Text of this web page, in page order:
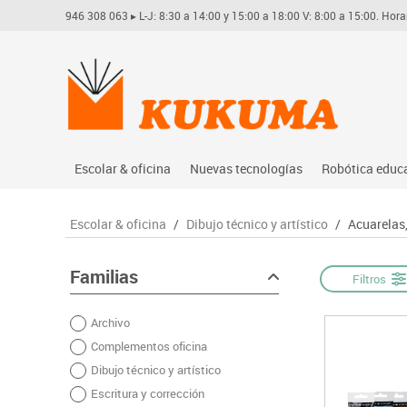
946 308 063 ▸ L-J: 8:30 a 14:00 y 15:00 a 18:00 V: 8:00 a 15:00.
Escolar & oficina
Archivo
Dibujo técnico y artístico
Escritura y corrección
Higiene
Informática
Manualidades
Material escolar
Nuevas tecnologías
Audio
Mobiliario tecnológico
Monitores interactivos
Videoconferencia
Videoproyección
Robótica
Arduino
Lego
Escolar & oficina / Dibujo técnico y artístico /
Familias
Archivo
Complementos oficina
Dibujo técnico y artístico
Escritura y corrección
Filtros